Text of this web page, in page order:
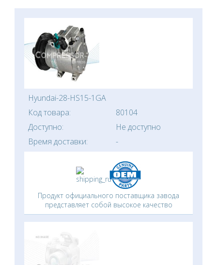
Hyundai-28-HS15-1GA
Код товара:
80104
Доступно:
Не доступно
Время доставки:
-
Продукт официального поставщика завода
представляет собой высокое качество